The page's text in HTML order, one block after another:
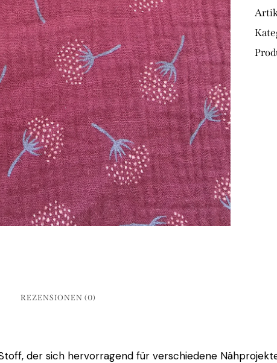
REZENSIONEN (0)
der sich hervorragend für verschiedene